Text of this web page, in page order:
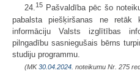
24.15 Pašvaldība pēc šo
pabalsta piešķiršanas ne retāk
informāciju Valsts izglītības
pilngadību sasniegušais bērns
studiju programmu.
(MK30.04.2024. noteikumu Nr. 275